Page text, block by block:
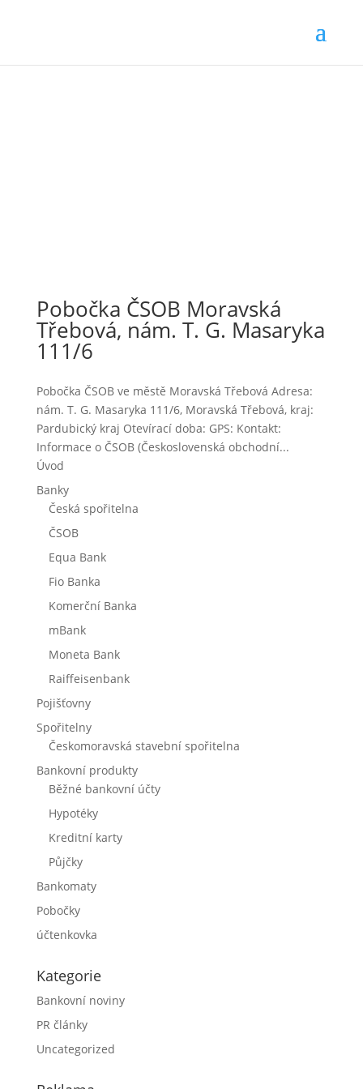
Pobočka ČSOB Moravská
Třebová, nám. T. G. Masaryka
111/6
Pobočka ČSOB ve městě Moravská Třebová Adresa:
nám. T. G. Masaryka 111/6, Moravská Třebová, kraj:
Pardubický kraj Otevírací doba: GPS: Kontakt:
Informace o ČSOB (Československá obchodní...
Úvod
Banky
Česká spořitelna
ČSOB
Equa Bank
Fio Banka
Komerční Banka
mBank
Moneta Bank
Raiffeisenbank
Pojišťovny
Spořitelny
Českomoravská stavební spořitelna
Bankovní produkty
Běžné bankovní účty
Hypotéky
Kreditní karty
Půjčky
Bankomaty
Pobočky
účtenkovka
Kategorie
Bankovní noviny
PR články
Uncategorized